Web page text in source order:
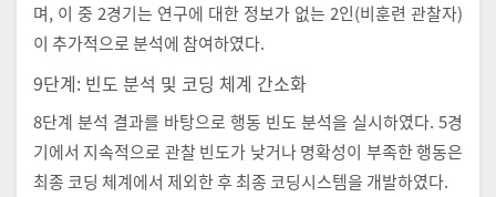
며, 이 중 2경기는 연구에 대한 정보가 없는 2인(비훈련 관찰자)
이 추가적으로 분석에 참여하였다.
9단계: 빈도 분석 및 코딩 체계 간소화
8단계 분석 결과를 바탕으로 행동 빈도 분석을 실시하였다. 5경
기에서 지속적으로 관찰 빈도가 낮거나 명확성이 부족한 행동은
최종 코딩 체계에서 제외한 후 최종 코딩시스템을 개발하였다.